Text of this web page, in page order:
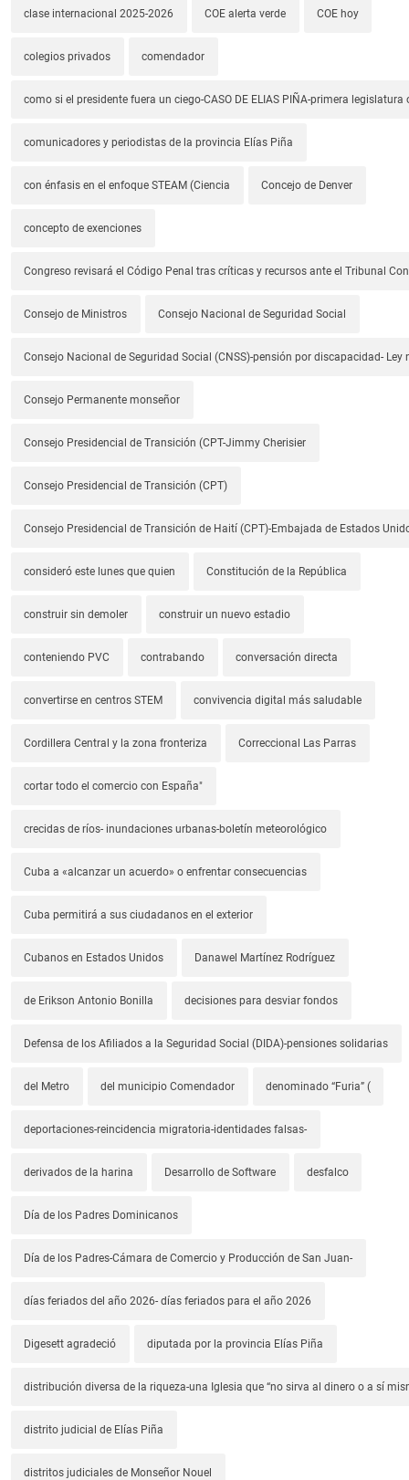
clase internacional 2025-2026 COE alerta verde COE hoy
colegios privados comendador
como si el presidente fuera un ciego-CASO DE ELIAS PIÑA-primera legislatura
comunicadores y periodistas de la provincia Elías Piña
con énfasis en el enfoque STEAM (Ciencia Concejo de Denver
concepto de exenciones
Congreso revisará el Código Penal tras críticas y recursos ante el Tribunal
Consejo de Ministros Consejo Nacional de Seguridad Social
Consejo Nacional de Seguridad Social (CNSS)-pensión por discapacidad- Ley
Consejo Permanente monseñor
Consejo Presidencial de Transición (CPT-Jimmy Cherisier
Consejo Presidencial de Transición (CPT)
Consejo Presidencial de Transición de Haití (CPT)-Embajada de Estados
consideró este lunes que quien Constitución de la República
construir sin demoler construir un nuevo estadio
conteniendo PVC contrabando conversación directa
convertirse en centros STEM convivencia digital más saludable
Cordillera Central y la zona fronteriza Correccional Las Parras
cortar todo el comercio con España"
crecidas de ríos- inundaciones urbanas-boletín meteorológico
Cuba a «alcanzar un acuerdo» o enfrentar consecuencias
Cuba permitirá a sus ciudadanos en el exterior
Cubanos en Estados Unidos Danawel Martínez Rodríguez
de Erikson Antonio Bonilla decisiones para desviar fondos
Defensa de los Afiliados a la Seguridad Social (DIDA)-pensiones solidarias
del Metro del municipio Comendador denominado “Furia” (
deportaciones-reincidencia migratoria-identidades falsas-
derivados de la harina Desarrollo de Software desfalco
Día de los Padres Dominicanos
Día de los Padres-Cámara de Comercio y Producción de San Juan-
días feriados del año 2026- días feriados para el año 2026
Digesett agradeció diputada por la provincia Elías Piña
distribución diversa de la riqueza-una Iglesia que “no sirva al dinero o a sí
distrito judicial de Elías Piña
distritos judiciales de Monseñor Nouel